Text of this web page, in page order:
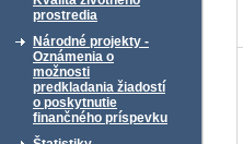
prostredia
Národné projekty -
Oznámenia o
možnosti
predkladania žiadostí
o poskytnutie
finančného príspevku